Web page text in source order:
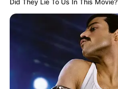
Sinopsis Nyi Roro Kidul